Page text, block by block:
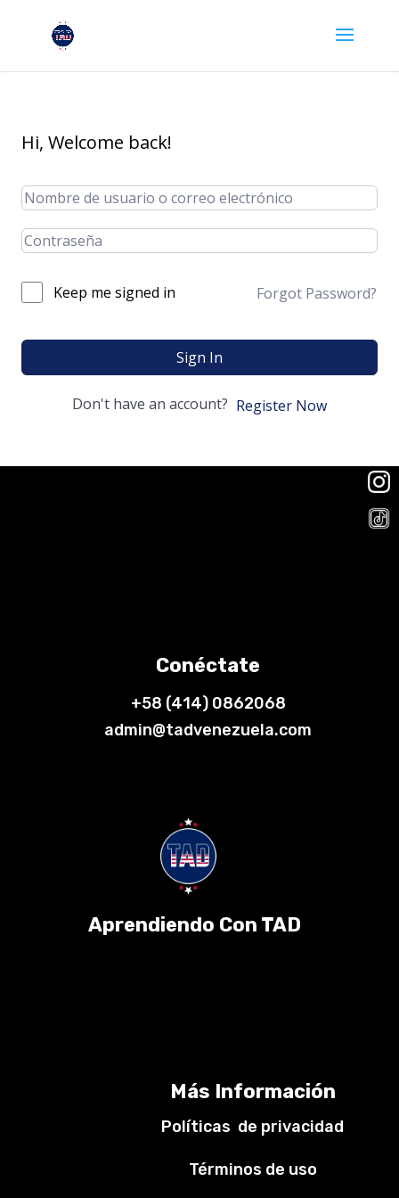
Hi, Welcome back!
Keep me signed in Forgot Password?
Sign In
Don't have an account? Register Now
Conéctate
+58 (414) 0862068
admin@tadvenezuela.com
Aprendiendo Con TAD
Más Información
Políticas de privacidad
Términos de uso